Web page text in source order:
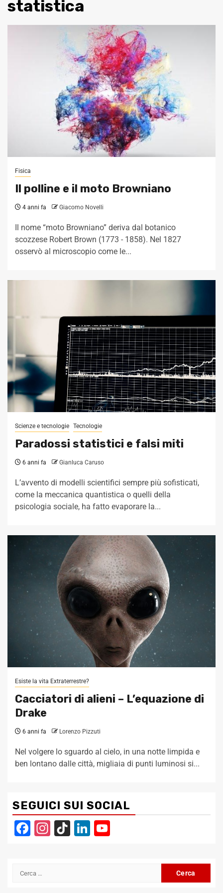
statistica
Fisica
Il polline e il moto Browniano
4 anni fa Giacomo Novelli
Il nome “moto Browniano” deriva dal botanico
scozzese Robert Brown (1773 - 1858). Nel 1827
osservò al microscopio come le...
Scienze e tecnologie Tecnologie
Paradossi statistici e falsi miti
6 anni fa Gianluca Caruso
L’avvento di modelli scientifici sempre più sofisticati,
come la meccanica quantistica o quelli della
psicologia sociale, ha fatto evaporare la...
Esiste la vita Extraterrestre?
Cacciatori di alieni – L’equazione di
Drake
6 anni fa Lorenzo Pizzuti
Nel volgere lo sguardo al cielo, in una notte limpida e
ben lontano dalle città, migliaia di punti luminosi si...
SEGUICI SUI SOCIAL
Facebook
Instagram
TikTokLinkedIn
Ricerca